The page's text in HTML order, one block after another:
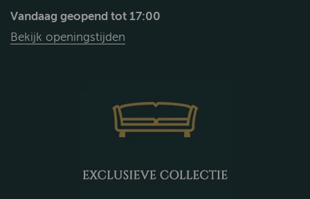
Vandaag geopend tot 17:00
Bekijk openingstijden